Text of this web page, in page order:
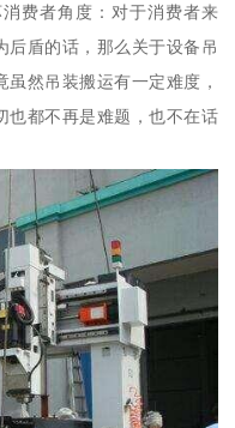
费者角度：对于消费者来
后盾的话，那么关于设备吊
然吊装搬运有一定难度，
也都不再是难题，也不在话